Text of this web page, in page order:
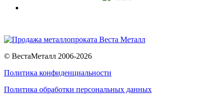
© ВестаМеталл 2006-2026
Политика конфиденциальности
Политика обработки персональных данных